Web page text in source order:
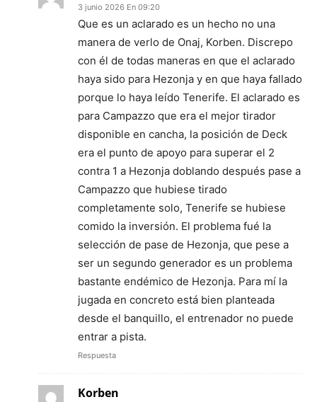
3 junio 2026 En 09:20
Que es un aclarado es un hecho no una
manera de verlo de Onaj, Korben. Discrepo
con él de todas maneras en que el aclarado
haya sido para Hezonja y en que haya fallado
porque lo haya leído Tenerife. El aclarado es
para Campazzo que era el mejor tirador
disponible en cancha, la posición de Deck
era el punto de apoyo para superar el 2
contra 1 a Hezonja doblando después pase a
Campazzo que hubiese tirado
completamente solo, Tenerife se hubiese
comido la inversión. El problema fué la
selección de pase de Hezonja, que pese a
ser un segundo generador es un problema
bastante endémico de Hezonja. Para mí la
jugada en concreto está bien planteada
desde el banquillo, el entrenador no puede
entrar a pista.
Respuesta
Korben